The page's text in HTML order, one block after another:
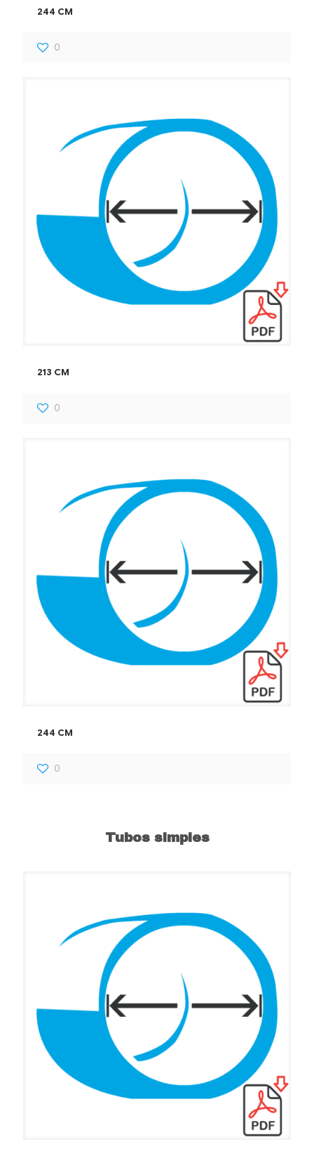
244 CM
0
213 CM
0
244 CM
0
Tubos simples